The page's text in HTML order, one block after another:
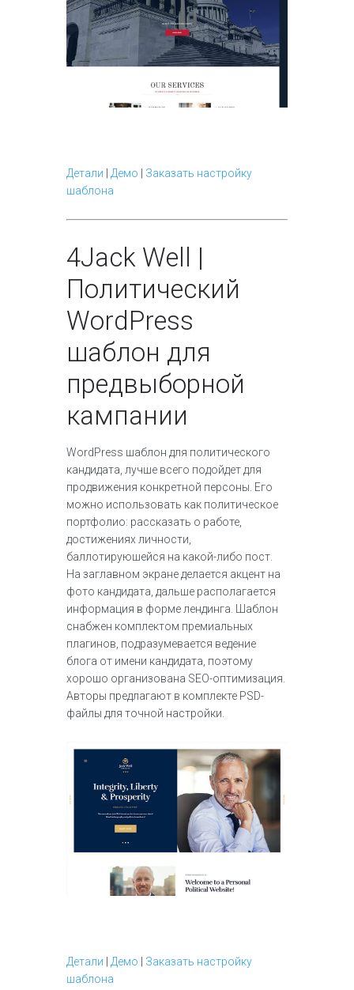
Детали Демо
Заказать настройку
шаблона
4Jack Well |
Политический
WordPress
шаблон для
предвыборной
кампании
WordPress шаблон для политического
кандидата, лучше всего подойдет для
продвижения конкретной персоны. Его
можно использовать как политическое
портфолио: рассказать о работе,
достижениях личности,
баллотируюшейся на какой-либо пост.
На заглавном экране делается акцент на
фото кандидата, дальше располагается
информация в форме лендинга. Шаблон
снабжен комплектом премиальных
плагинов, подразумевается ведение
блога от имени кандидата, поэтому
хорошо организована SEO-оптимизация.
Авторы предлагают в комплекте PSD-
файлы для точной настройки.
Детали Демо
Заказать настройку
шаблона